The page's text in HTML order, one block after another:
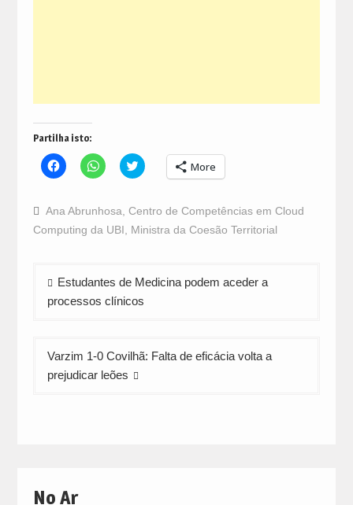
Partilha isto:
Click
to
Facebook
(Opens
in
new
Click
to
WhatsApp
(Opens
in
new
Click
to
Twitter
(Opens
in
new
More
Ana Abrunhosa Centro de Competências em Cloud
Computing da UBI
Ministra da Coesão Territorial
Navegação
de
Estudantes de Medicina podem aceder a
processos clínicos
Varzim 1-0 Covilhã: Falta de eficácia volta a
prejudicar leões
No Ar